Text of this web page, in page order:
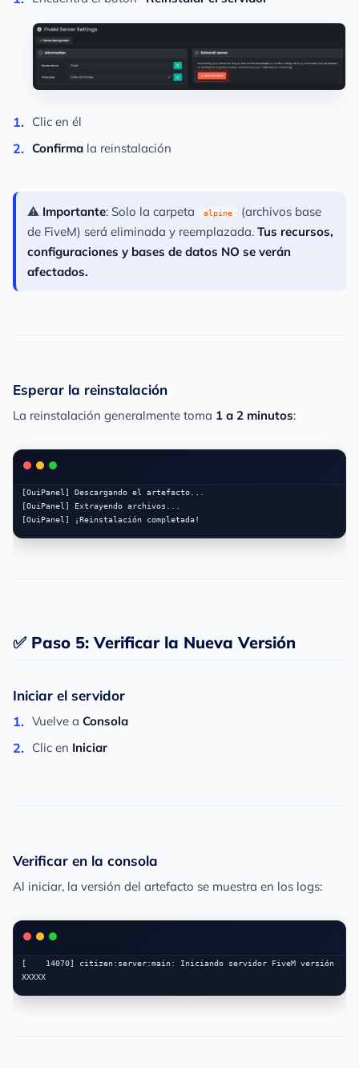
Clic en él
Confirma la reinstalación
⚠️ Importante: Solo la carpeta alpine
(archivos base
de FiveM) será eliminada y reemplazada. Tus recursos,
configuraciones y bases de datos NO se verán
afectados.
Esperar la reinstalación
La reinstalación generalmente toma 1 a 2 minutos:
[OuiPanel] Descargando el artefacto...
[OuiPanel] Extrayendo archivos...
[OuiPanel] ¡Reinstalación completada!
✅ Paso 5: Verificar la Nueva Versión
Iniciar el servidor
Vuelve a Consola
Clic en Iniciar
Verificar en la consola
Al iniciar, la versión del artefacto se muestra en los logs:
[    14070] citizen:server:main: Iniciando servidor FiveM versión
XXXXX